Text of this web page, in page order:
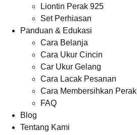
Liontin Perak 925
Set Perhiasan
Panduan & Edukasi
Cara Belanja
Cara Ukur Cincin
Car Ukur Gelang
Cara Lacak Pesanan
Cara Membersihkan Perak
FAQ
Blog
Tentang Kami